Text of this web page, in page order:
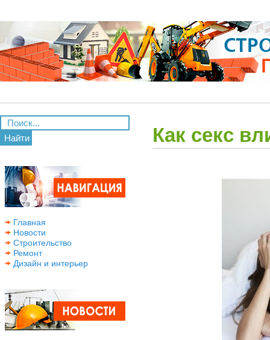
Найти
Главная
Новости
Строительство
Ремонт
Дизайн и интерьер
Как секс